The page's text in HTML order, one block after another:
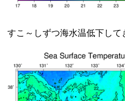
すこ～しずつ海水温低下して